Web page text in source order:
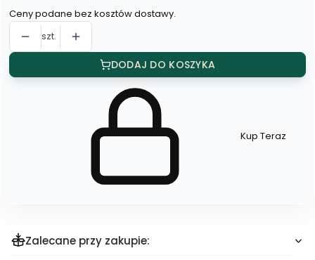
Ceny podane bez kosztów dostawy.
szt.
DODAJ DO KOSZYKA
Szybki
produktu
Klipsy
rozgwiazda
Kup Teraz
Zalecane przy zakupie: